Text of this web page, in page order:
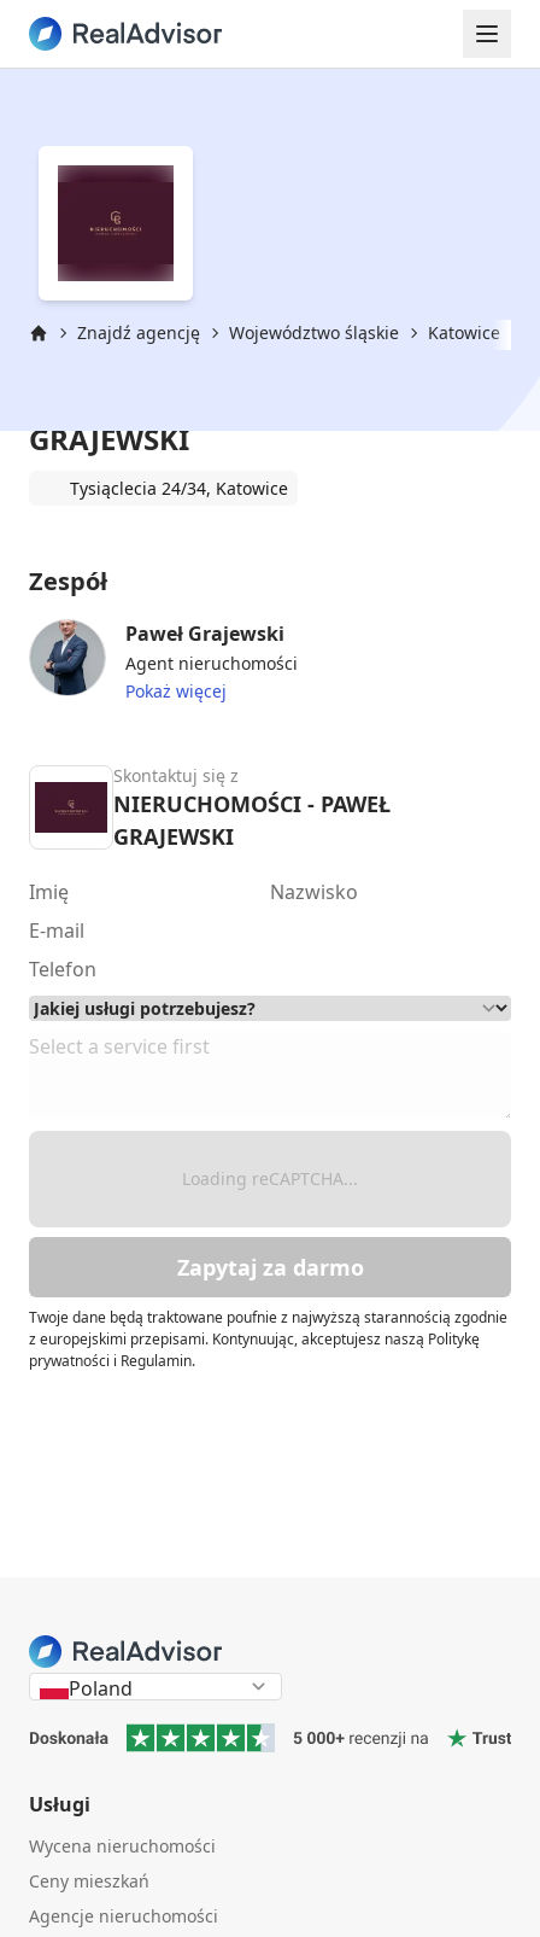
Znajdź agencję Województwo śląskie Katowice
GRAJEWSKI
Tysiąclecia 24/34, Katowice
Zespół
Paweł Grajewski
Agent nieruchomości
Pokaż więcej
Skontaktuj się z
NIERUCHOMOŚCI - PAWEŁ
GRAJEWSKI
Loading reCAPTCHA...
Zapytaj za darmo
Twoje dane będą traktowane poufnie z najwyższą starannością zgodnie
z europejskimi przepisami. Kontynuując, akceptujesz naszą Politykę
prywatności i Regulamin.
Poland
Usługi
Wycena nieruchomości
Ceny mieszkań
Agencje nieruchomości